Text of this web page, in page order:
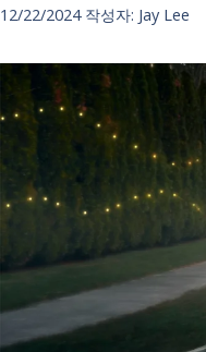
12/22/2024 작성자: Jay Lee